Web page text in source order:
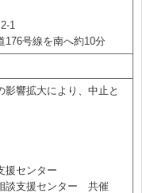
1
176号線を南へ約10分
響拡大により、中止と
援センター
談支援センター 共催